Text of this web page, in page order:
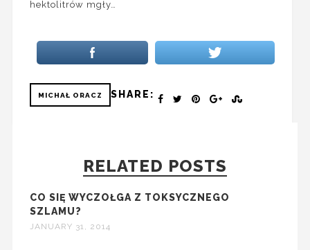
hektolitrów mgły…
MICHAŁ ORACZ SHARE:
RELATED POSTS
CO SIĘ WYCZOŁGA Z TOKSYCZNEGO
SZLAMU?
JANUARY 31, 2014